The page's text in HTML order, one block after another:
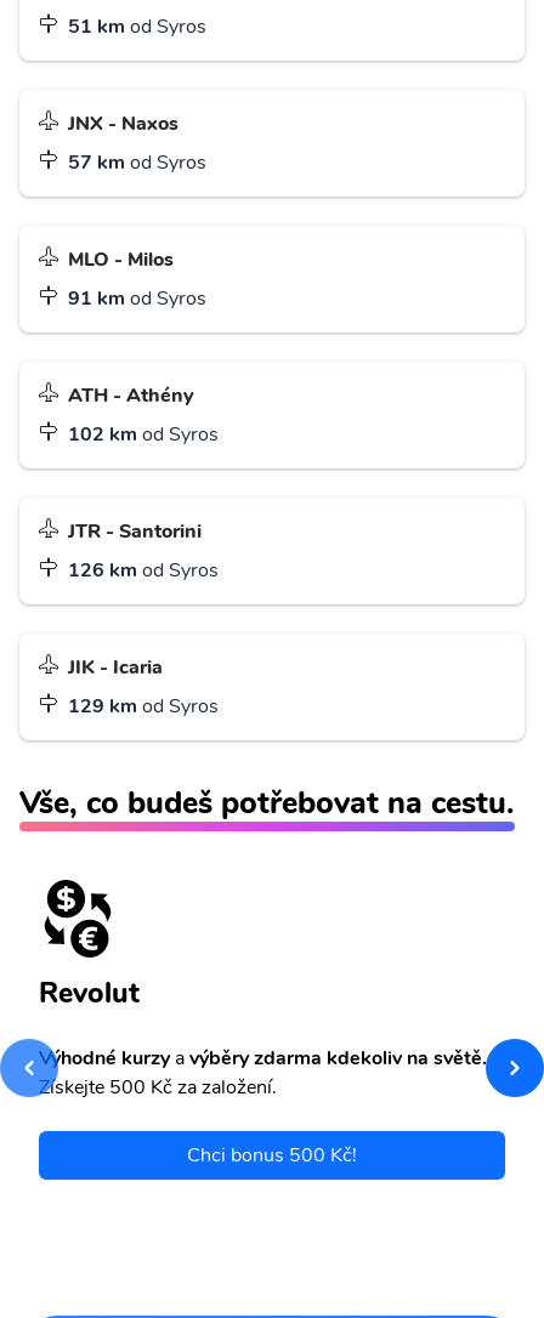
51 km od Syros
JNX - Naxos
57 km od Syros
MLO - Milos
91 km od Syros
ATH - Athény
102 km od Syros
JTR - Santorini
126 km od Syros
JIK - Icaria
129 km od Syros
Vše, co budeš potřebovat na cestu.
Revolut
Výhodné kurzyavýběry zdarma kdekoliv na světě.
Získejte 500 Kč za založení.
Chci bonus 500 Kč!